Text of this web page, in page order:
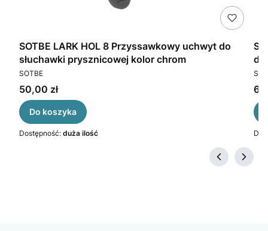
SOTBE LARK HOL 8 Przyssawkowy uchwyt do
słuchawki prysznicowej kolor chrom
PRODUCENT
SOTBE
Cena
50,00 zł
Do koszyka
Dostępność: duża ilość